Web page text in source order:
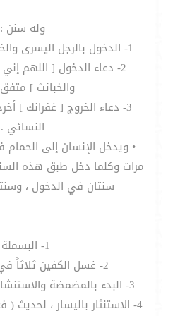
وله سنن :
1- الدخول بالرجل اليسرى والخروج بالرجل اليمنى .
2- دعاء الدخول [ اللهم
والخبائث ]
3- دعاء الخروج [ غفرانك ]
النسائي .
• ويدخل الإنسان إلى
مرات وكلما دخل طبق هذه
سنتان في الدخول ،
1- البسملة .
2- غسل الكفين ثلاثاً في أول الوضوء .
3- البدء بالمضمضة والاستنشاق قبل غسل الوجه .
4- الاستنثار باليسار ،